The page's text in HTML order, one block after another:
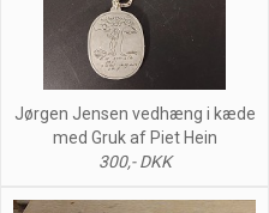
Jørgen Jensen vedhæng i kæde
med Gruk af Piet Hein
300,- DKK